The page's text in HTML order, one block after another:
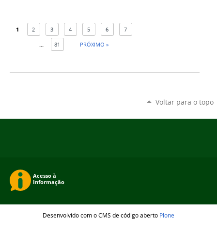
1 2 3 4 5 6 7
... 81 PRÓXIMO »
Voltar para o topo
Desenvolvido com o CMS de código aberto Plone